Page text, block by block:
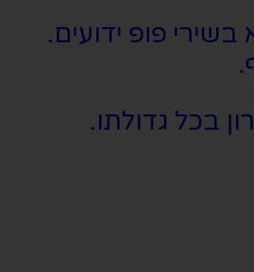
פופ ידועים.
בכל גדולתו.